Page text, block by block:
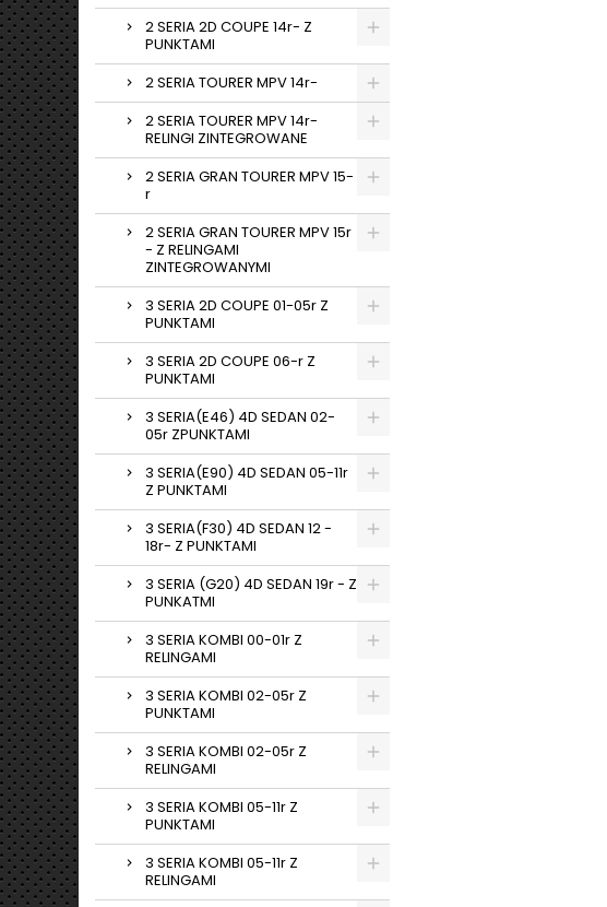
2 SERIA 2D COUPE 14r- Z
PUNKTAMI
2 SERIA TOURER MPV 14r-
2 SERIA TOURER MPV 14r-
RELINGI ZINTEGROWANE
2 SERIA GRAN TOURER MPV 15-
r
2 SERIA GRAN TOURER MPV 15r
- Z RELINGAMI
ZINTEGROWANYMI
3 SERIA 2D COUPE 01-05r Z
PUNKTAMI
3 SERIA 2D COUPE 06-r Z
PUNKTAMI
3 SERIA(E46) 4D SEDAN 02-
05r ZPUNKTAMI
3 SERIA(E90) 4D SEDAN 05-11r
Z PUNKTAMI
3 SERIA(F30) 4D SEDAN 12 -
18r- Z PUNKTAMI
3 SERIA (G20) 4D SEDAN 19r - Z
PUNKATMI
3 SERIA KOMBI 00-01r Z
RELINGAMI
3 SERIA KOMBI 02-05r Z
PUNKTAMI
3 SERIA KOMBI 02-05r Z
RELINGAMI
3 SERIA KOMBI 05-11r Z
PUNKTAMI
3 SERIA KOMBI 05-11r Z
RELINGAMI